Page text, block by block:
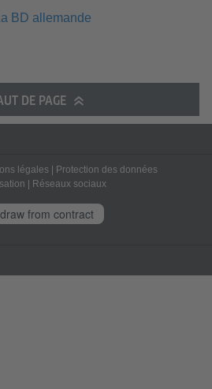
BD allemande
DE PAGE
légales
Protection des données
Réseaux sociaux
from contract